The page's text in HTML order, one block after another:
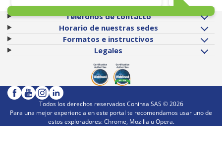
Teléfonos de contacto
Horario de nuestras sedes
Formatos e instructivos
Legales
Todos los derechos reservados Coninsa SAS ©2026
Para una mejor experiencia en este portal te recomendamos usar uno de
estos exploradores: Chrome, Mozilla u Opera.